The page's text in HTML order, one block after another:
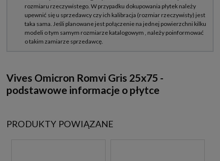
Vives Omicron Romvi Gris 25x75 -
podstawowe informacje o płytce
PRODUKTY POWIĄZANE